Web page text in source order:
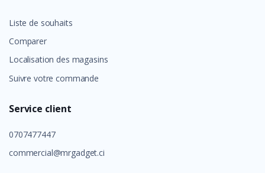
Liste de souhaits
Comparer
Localisation des magasins
Suivre votre commande
Service client
0707477447
commercial@mrgadget.ci